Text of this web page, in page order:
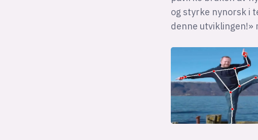
og styrke nynorsk i
denne utviklingen!»